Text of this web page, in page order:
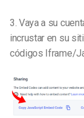
3.Vaya a su
incrustar en su
códigos Iframe/